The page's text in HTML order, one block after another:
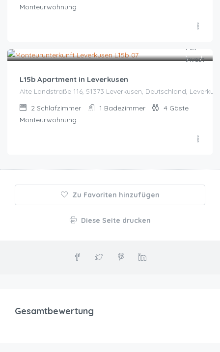
Monteurwohnung
L15b Apartment in Leverkusen
Alte Landstraße 116, 51373 Leverkusen, Deutschland,
2 Schlafzimmer 1 Badezimmer 4 Gäste
Monteurwohnung
Zu Favoriten hinzufügen
Diese Seite drucken
Gesamtbewertung